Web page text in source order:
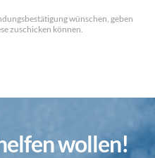
wünschen, geben
zuschicken können.
wollen!